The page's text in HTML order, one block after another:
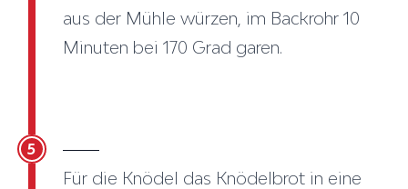
aus der Mühle würzen, im Backrohr 10
Minuten bei 170 Grad garen.
5
Für die Knödel das Knödelbrot in eine